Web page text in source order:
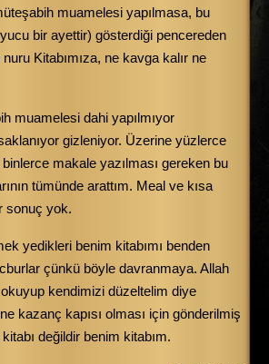
muamelesi yapılmasa, bu
bir ayettir) gösterdiği pencereden
Kitabımıza, ne kavga kalır ne
muamelesi dahi yapılmıyor
gizleniyor. Üzerine yüzlerce
binlerce makale yazılması gereken bu
tümünde arattım. Meal ve kısa
sonuç yok.
yedikleri benim kitabımı benden
çünkü böyle davranmaya. Allah
kendimizi düzeltelim diye
kazanç kapısı olması için gönderilmiş
değildir benim kitabım.